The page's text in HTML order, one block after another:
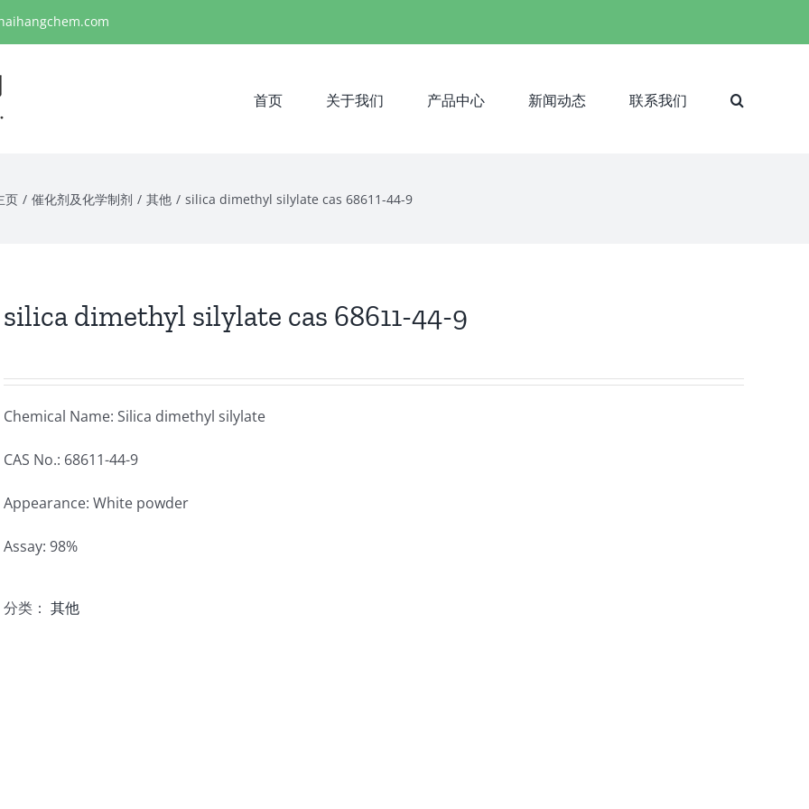
首页 关于我们 产品中心 新闻动态 联系我们
页 / 催化剂及化学制剂 / 其他 / silica dimethyl silylate cas 68611-44-9
silica dimethyl silylate cas 68611-44-9
Chemical Name: Silica dimethyl silylate
CAS No.: 68611-44-9
Appearance: White powder
Assay: 98%
分类： 其他